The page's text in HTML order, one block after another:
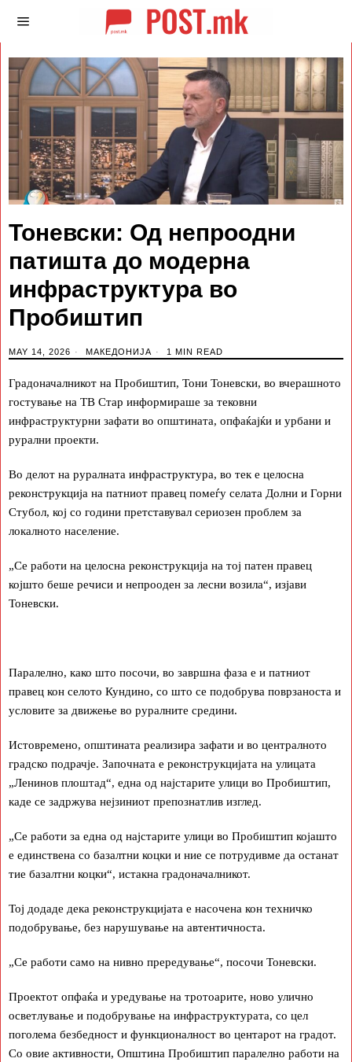
Тоневски: Од непроодни
патишта до модерна
инфраструктура во
Пробиштип
MAY 14, 2026 МАКЕДОНИЈА 1 MIN READ
Градоначалникот на Пробиштип, Тони Тоневски, во вчерашното
гостување на ТВ Стар информираше за тековни
инфраструктурни зафати во општината, опфаќајќи и урбани и
рурални проекти.
Во делот на руралната инфраструктура, во тек е целосна
реконструкција на патниот правец помеѓу селата Долни и Горни
Стубол, кој со години претставувал сериозен проблем за
локалното население.
„Се работи на целосна реконструкција на тој патен правец
којшто беше речиси и непрооден за лесни возила“, изјави
Тоневски.
Паралелно, како што посочи, во завршна фаза е и патниот
правец кон селото Кундино, со што се подобрува поврзаноста и
условите за движење во руралните средини.
Истовремено, општината реализира зафати и во централното
градско подрачје. Започната е реконструкцијата на улицата
„Ленинов плоштад“, една од најстарите улици во Пробиштип,
каде се задржува нејзиниот препознатлив изглед.
„Се работи за една од најстарите улици во Пробиштип којашто
е единствена со базалтни коцки и ние се потрудивме да останат
тие базалтни коцки“, истакна градоначалникот.
Тој додаде дека реконструкцијата е насочена кон техничко
подобрување, без нарушување на автентичноста.
„Се работи само на нивно прередување“, посочи Тоневски.
Проектот опфаќа и уредување на тротоарите, ново улично
осветлување и подобрување на инфраструктурата, со цел
поголема безбедност и функционалност во центарот на градот.
Со овие активности, Општина Пробиштип паралелно работи на